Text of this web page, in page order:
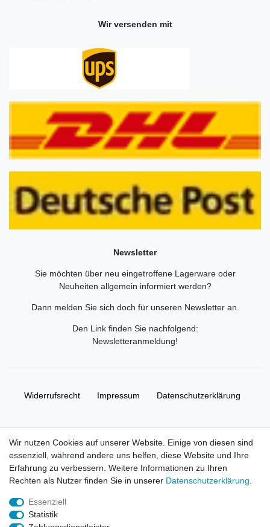
Wir versenden mit
Newsletter
Sie möchten über neu eingetroffene Lagerware oder
Neuheiten allgemein informiert werden?
Dann melden Sie sich doch für unseren Newsletter an.
Den Link finden Sie nachfolgend:
Newsletteranmeldung!
Widerrufs­recht Impressum Daten­schutz­erklärung
© Copyright 2026 | Alle Rechte vorbehalten. HL-
Handelsgesellschaft mbH.
Alle Markennamen, Warenzeichen sowie sämtliche Produktbilder
und Beschreibungen sind Eigentum Ihrer rechtmäßigen
Wir nutzen Cookies auf unserer Website. Einige von diesen sind
essenziell, während andere uns helfen, diese Website und Ihre
Erfahrung zu verbessern. Weitere Informationen zu Ihren
Rechten als Nutzer finden Sie in unserer Daten­schutz­erklärung
Essenziell
Statistik